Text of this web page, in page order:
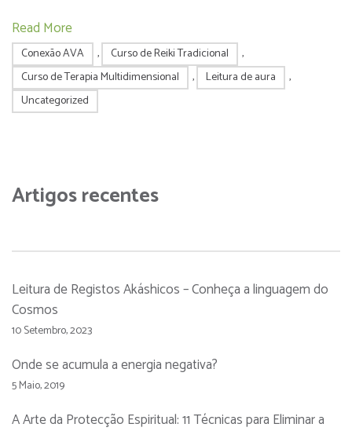
Read More
Conexão AVA , Curso de Reiki Tradicional
,
Curso de Terapia Multidimensional
, Leitura de aura
,
Uncategorized
Artigos recentes
Leitura de Registos Akáshicos – Conheça a linguagem do
Cosmos
10 Setembro, 2023
Onde se acumula a energia negativa?
5 Maio, 2019
A Arte da Protecção Espiritual: 11 Técnicas para Eliminar a